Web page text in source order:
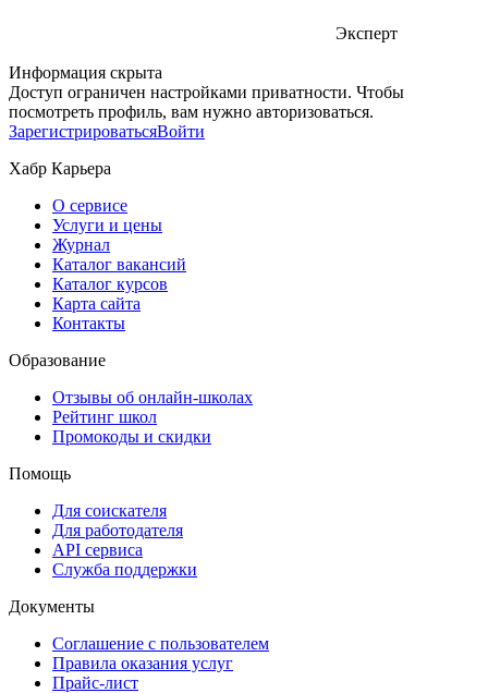
Эксперт
Информация скрыта
Доступ ограничен настройками приватности. Чтобы
посмотреть профиль, вам нужно авторизоваться.
ЗарегистрироватьсяВойти
Хабр Карьера
О сервисе
Услуги и цены
Журнал
Каталог вакансий
Каталог курсов
Карта сайта
Контакты
Образование
Отзывы об онлайн-школах
Рейтинг школ
Промокоды и скидки
Помощь
Для соискателя
Для работодателя
API сервиса
Служба поддержки
Документы
Соглашение с пользователем
Правила оказания услуг
Прайс-лист